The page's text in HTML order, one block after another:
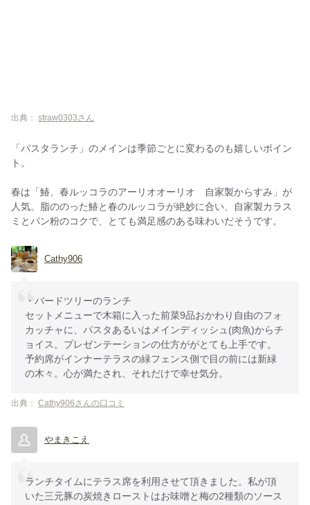
出典： straw0303さん
「パスタランチ」のメインは季節ごとに変わるのも嬉しいポイン
ト。
春は「鰆、春ルッコラのアーリオオーリオ 自家製からすみ」が
人気。脂ののった鰆と春のルッコラが絶妙に合い、自家製カラス
ミとパン粉のコクで、とても満足感のある味わいだそうです。
Cathy906
・バードツリーのランチ
セットメニューで木箱に入った前菜9品おかわり自由のフォ
カッチャに、パスタあるいはメインディッシュ(肉魚)からチ
ョイス。プレゼンテーションの仕方ががとても上手です。
予約席がインナーテラスの緑フェンス側で目の前には新緑
の木々。心が満たされ、それだけで幸せ気分。
出典： Cathy906さんの口コミ
やまきこえ
ランチタイムにテラス席を利用させて頂きました。私が頂
いた三元豚の炭焼きローストはお味噌と梅の2種類のソース